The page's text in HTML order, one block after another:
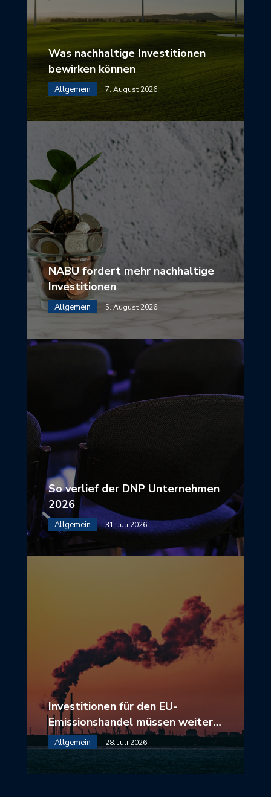
Was nachhaltige Investitionen
bewirken können
Allgemein 7. August 2026
NABU fordert mehr nachhaltige
Investitionen
Allgemein 5. August 2026
So verlief der DNP Unternehmen
2026
Allgemein 31. Juli 2026
Investitionen für den EU-
Emissionshandel müssen weiter…
Allgemein 28. Juli 2026